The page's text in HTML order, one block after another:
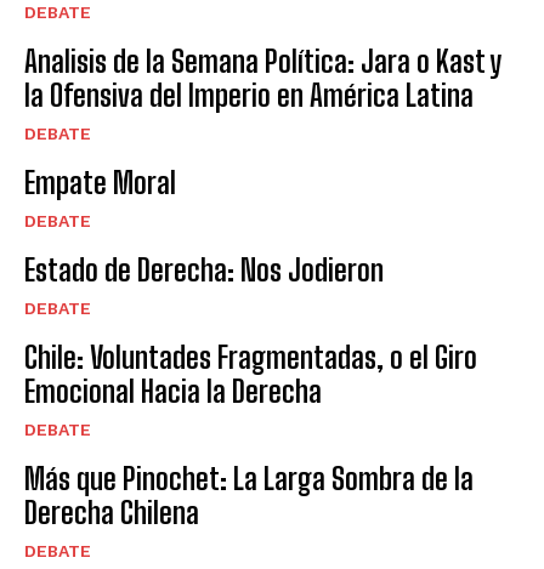
DEBATE
Analisis de la Semana Política: Jara o Kast y
la Ofensiva del Imperio en América Latina
DEBATE
Empate Moral
DEBATE
Estado de Derecha: Nos Jodieron
DEBATE
Chile: Voluntades Fragmentadas, o el Giro
Emocional Hacia la Derecha
DEBATE
Más que Pinochet: La Larga Sombra de la
Derecha Chilena
DEBATE